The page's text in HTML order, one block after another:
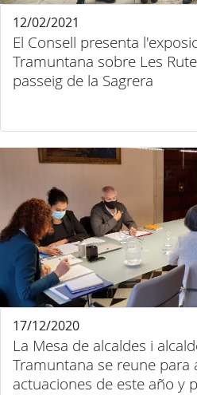
El Consell presenta
Tramuntana sobre Les
passeig de la Sagrera
12/02/2021
La Mesa de alcaldes i
Tramuntana se reune para
actuaciones de
17/12/2020